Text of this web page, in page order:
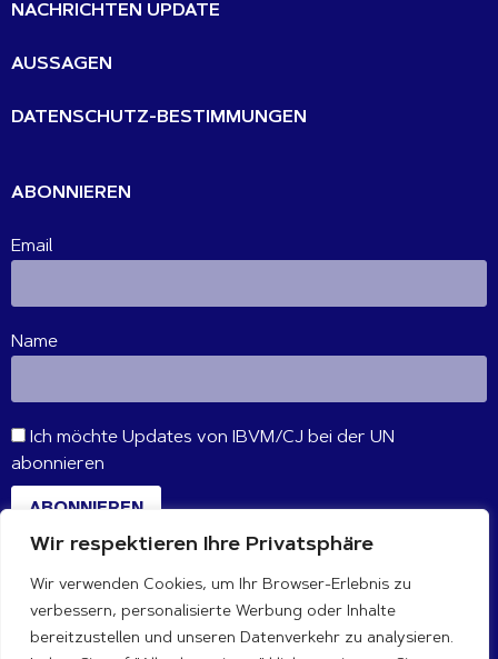
Wir respektieren Ihre Privatsphäre
Wir verwenden Cookies, um Ihr Browser-Erlebnis zu
verbessern, personalisierte Werbung oder Inhalte
bereitzustellen und unseren Datenverkehr zu analysieren.
NACHRICHTEN UPDATE
AUSSAGEN
DATENSCHUTZ-BESTIMMUNGEN
ABONNIEREN
Email
Name
Ich möchte Updates von IBVM/CJ bei der UN
abonnieren
ABONNIEREN
VERBINDE DICH MIT UNS